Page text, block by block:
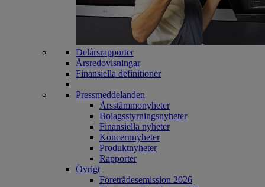
Delårsrapporter
Årsredovisningar
Finansiella definitioner
Pressmeddelanden
Årsstämmonyheter
Bolagsstyrningsnyheter
Finansiella nyheter
Koncernnyheter
Produktnyheter
Rapporter
Övrigt
Företrädesemission 2026